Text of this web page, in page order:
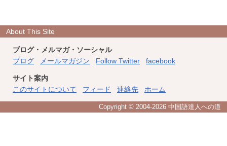
About This Site
ブログ・メルマガ・ソーシャル
ブログ
メールマガジン Follow Twitter facebook
サイト案内
このサイトについて
フィード 連絡先 ホーム
Copyright © 2004-2026 中国語達人への道